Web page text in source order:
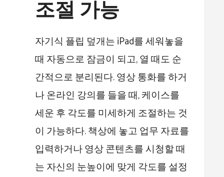
조절 가능
자기식 플립 덮개는 iPad를 세워놓을
때 자동으로 잠금이 되고, 열 때도 순
간적으로 분리된다. 영상 통화를 하거
나 온라인 강의를 들을 때, 케이스를
세운 후 각도를 미세하게 조절하는 것
이 가능하다. 책상에 놓고 업무 자료를
입력하거나 영상 콘텐츠를 시청할 때
는 자신의 눈높이에 맞게 각도를 설정